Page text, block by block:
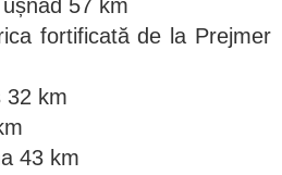
57 km
fortificată de la Prejmer
32 km
43 km